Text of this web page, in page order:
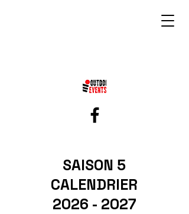
SAISON 5
CALENDRIER
2026 - 2027